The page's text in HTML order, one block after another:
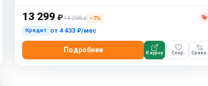
13 299 ₽14 286₽
−7%
Кредит
от4 433 ₽/мес
Подробнее К курсу Сохр. Сравн.